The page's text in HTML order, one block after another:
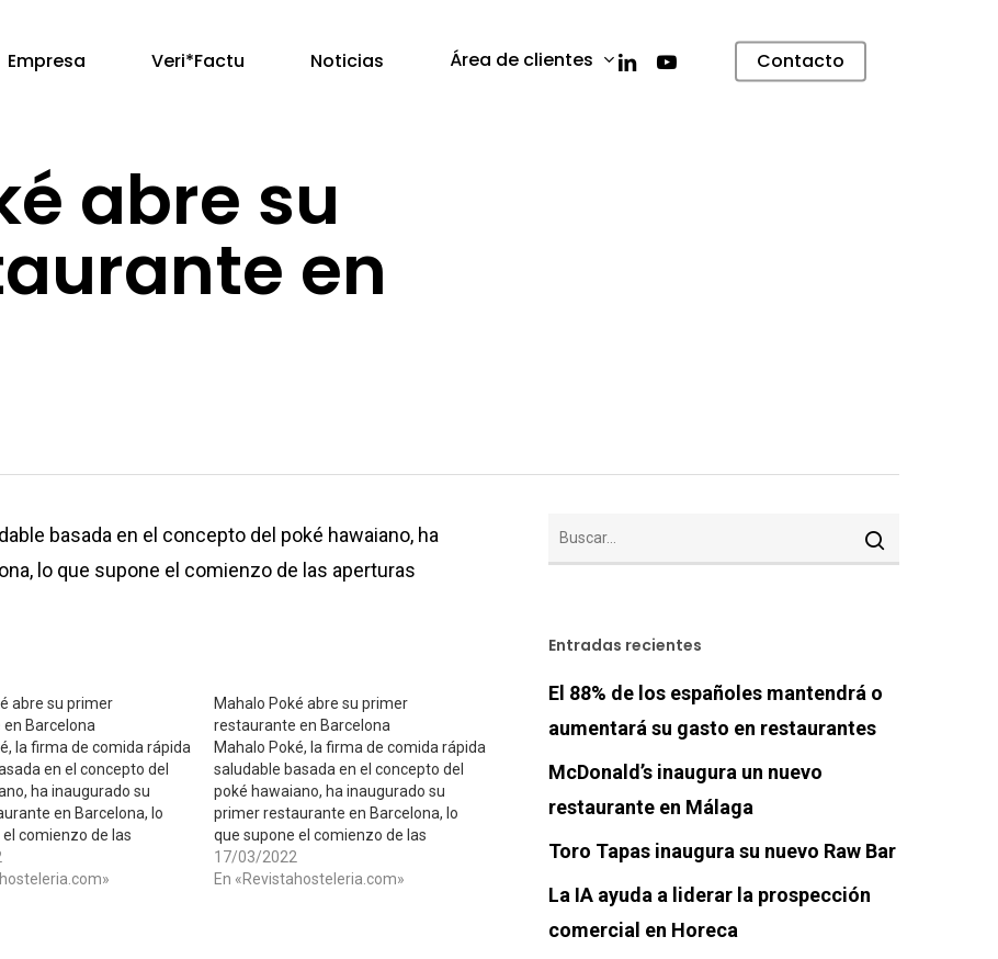
Empresa Veri*Factu Noticias Área de clientes linkedinyoutube Contacto
abre su
en
basada en el concepto del poké hawaiano, ha
lo que supone el comienzo de las aperturas
abre su primer
Barcelona
la firma de comida rápida
en el concepto del
ha inaugurado su
en Barcelona, lo
comienzo de las
para este ejercicio.
​Mahalo Poké abre su primer
restaurante en Barcelona
Mahalo Poké, la firma de comida rápida
saludable basada en el concepto del
poké hawaiano, ha inaugurado su
primer restaurante en Barcelona, lo
que supone el comienzo de las
aperturas previstas para este ejercicio.
17/03/2022
En «Revistahosteleria.com»
Entradas recientes
El 88% de los españoles mantendrá o
aumentará su gasto en restaurantes
McDonald’s inaugura un nuevo
restaurante en Málaga
Toro Tapas inaugura su nuevo Raw Bar
La IA ayuda a liderar la prospección
comercial en Horeca